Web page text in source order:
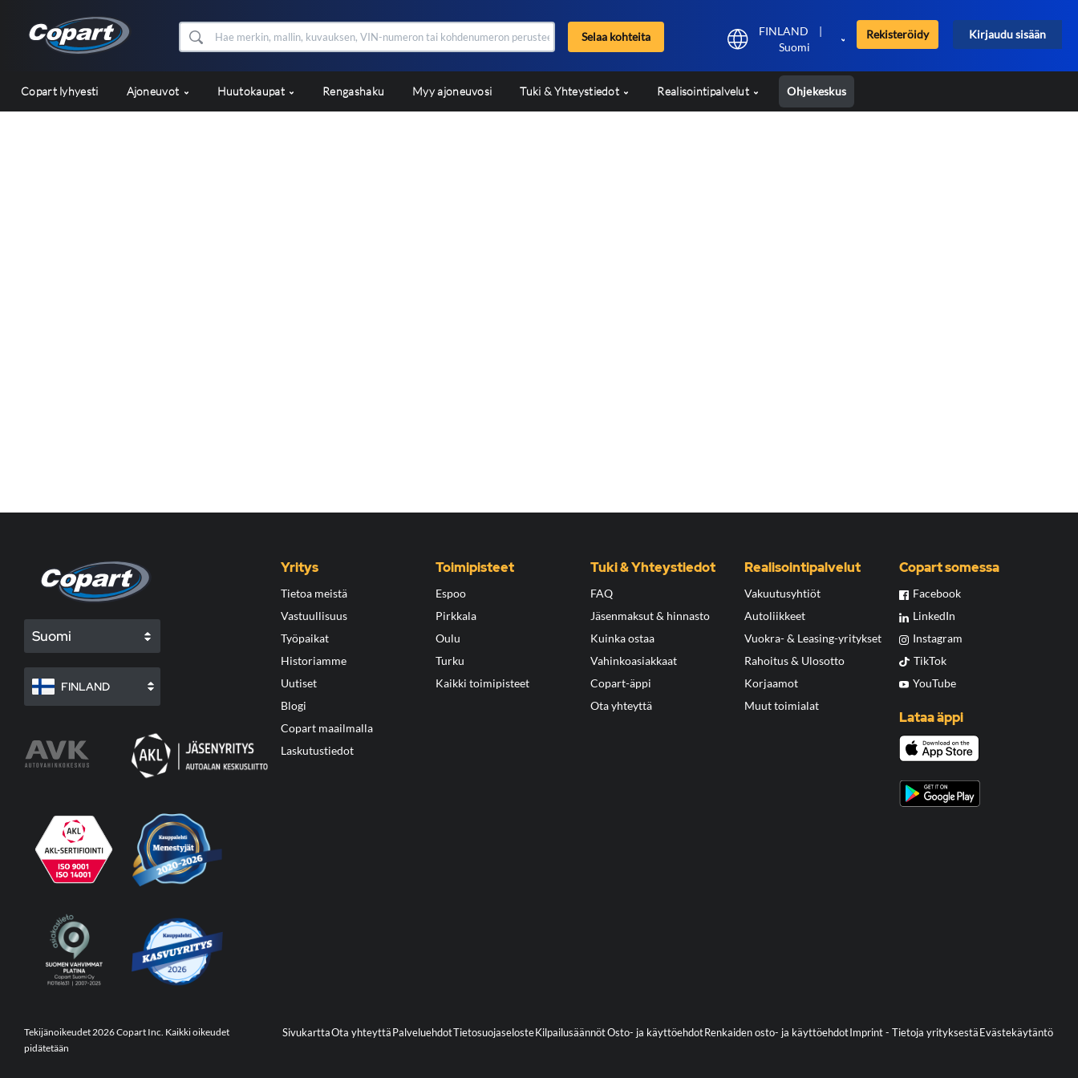
Selaa kohteita FINLAND
|
Suomi
Rekisteröidy Kirjaudu sisään
Copart lyhyesti Ajoneuvot Huutokaupat Rengashaku Myy ajoneuvosi Tuki & Yhteystiedot Realisointipalvelut Ohjekeskus
Suomi
FINLAND
Yritys
Tietoa meistä
Vastuullisuus
Työpaikat
Historiamme
Uutiset
Blogi
Copart maailmalla
Laskutustiedot
Toimipisteet
Espoo
Pirkkala
Oulu
Turku
Kaikki toimipisteet
Tuki & Yhteystiedot
FAQ
Jäsenmaksut & hinnasto
Kuinka ostaa
Vahinkoasiakkaat
Copart-äppi
Ota yhteyttä
Realisointipalvelut
Vakuutusyhtiöt
Autoliikkeet
Vuokra- & Leasing-yritykset
Rahoitus & Ulosotto
Korjaamot
Muut toimialat
Copart somessa
Facebook
LinkedIn
Instagram
TikTok
YouTube
Lataa äppi
Tekijänoikeudet 2026 Copart Inc. Kaikki oikeudet
pidätetään
SivukarttaOta yhteyttäPalveluehdotTietosuojaselosteKilpailusäännötOsto- ja käyttöehdotRenkaiden osto- ja käyttöehdotImprint - Tietoja yrityksestäEvästekäytäntö